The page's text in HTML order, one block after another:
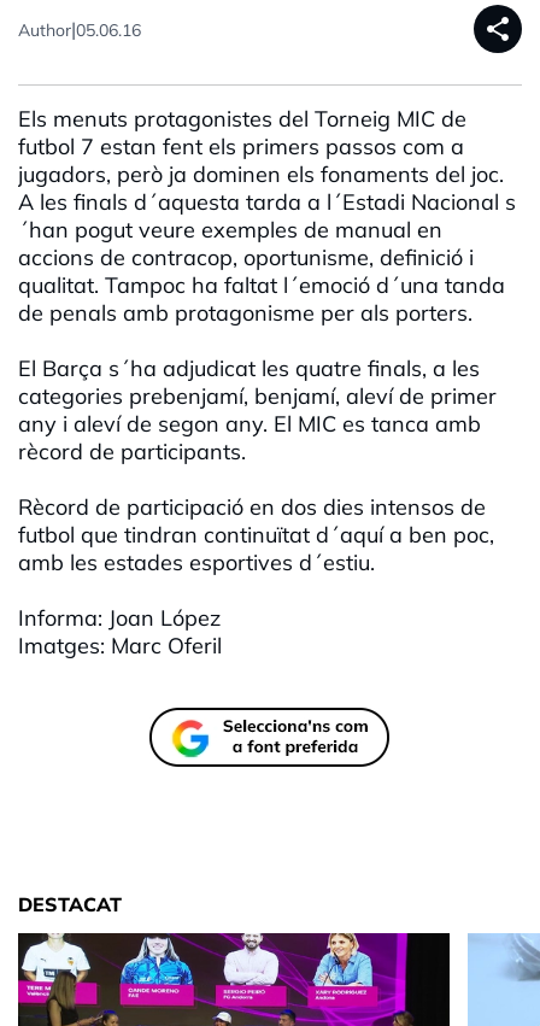
Author|05.06.16 share
Els menuts protagonistes del Torneig MIC de
futbol 7 estan fent els primers passos com a
jugadors, però ja dominen els fonaments del joc.
A les finals d´aquesta tarda a l´Estadi Nacional s
´han pogut veure exemples de manual en
accions de contracop, oportunisme, definició i
qualitat. Tampoc ha faltat l´emoció d´una tanda
de penals amb protagonisme per als porters.
El Barça s´ha adjudicat les quatre finals, a les
categories prebenjamí, benjamí, aleví de primer
any i aleví de segon any. El MIC es tanca amb
rècord de participants.
Rècord de participació en dos dies intensos de
futbol que tindran continuïtat d´aquí a ben poc,
amb les estades esportives d´estiu.
Informa: Joan López
Imatges: Marc Oferil
DESTACAT